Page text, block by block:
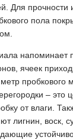
Для прочности и
пола
напоминает
ячеек
пробкового
– это
от влаги.
лигнин, воск,